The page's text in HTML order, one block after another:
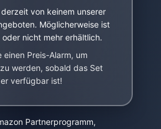
von keinem unserer
Möglicherweise ist
nicht mehr erhältlich.
einen Preis-Alarm, um
werden, sobald das Set
verfügbar ist!
Partnerprogramm,